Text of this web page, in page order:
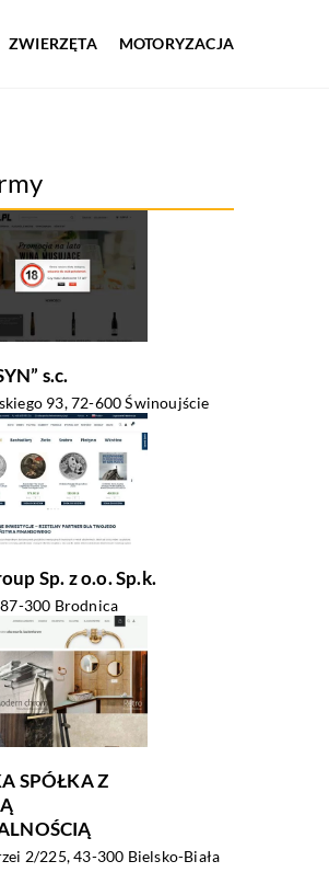
ZWIERZĘTA MOTORYZACJA
s.c.
93, 72-600 Świnoujście
Sp. z o.o. Sp.k.
300 Brodnica
SPÓŁKA Z
2/225, 43-300 Bielsko-Biała